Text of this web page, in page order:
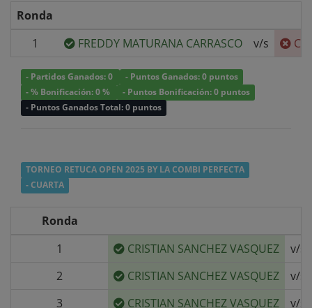
Ronda
1
FREDDY MATURANA CARRASCO v/s
- Partidos Ganados: 0
- Puntos Ganados: 0 puntos
- % Bonificación: 0 %
- Puntos Bonificación: 0 puntos
- Puntos Ganados Total: 0 puntos
TORNEO RETUCA OPEN 2025 BY LA COMBI PERFECTA
- CUARTA
Ronda
1
CRISTIAN SANCHEZ VASQUEZ
v/s
2
CRISTIAN SANCHEZ VASQUEZ
v/s
3
CRISTIAN SANCHEZ VASQUEZ
v/s